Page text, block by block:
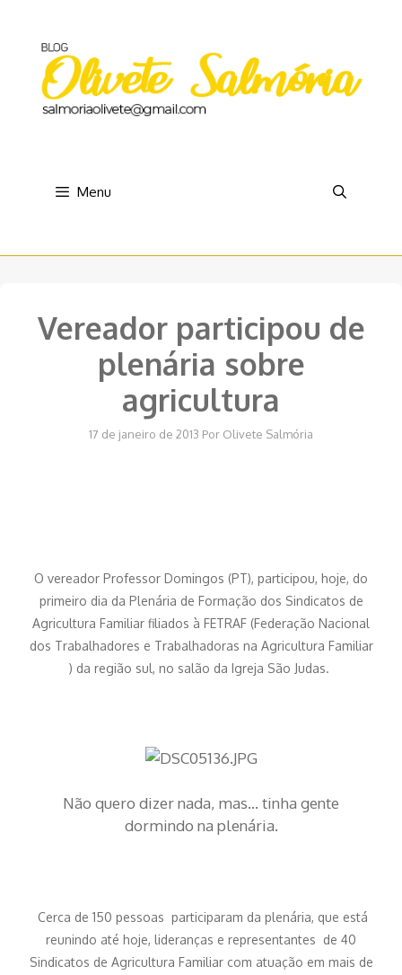
conteúdo
Menu
Vereador participou de
plenária sobre
agricultura
17 de janeiro de 2013 Por Olivete Salmória
O vereador Professor Domingos (PT), participou, hoje, do
primeiro dia da Plenária de Formação dos Sindicatos de
Agricultura Familiar filiados à FETRAF (Federação Nacional
dos Trabalhadores e Trabalhadoras na Agricultura Familiar
) da região sul, no salão da Igreja São Judas.
Não quero dizer nada, mas… tinha gente
dormindo na plenária.
Cerca de 150 pessoas participaram da plenária, que está
reunindo até hoje, lideranças e representantes de 40
Sindicatos de Agricultura Familiar com atuação em mais de